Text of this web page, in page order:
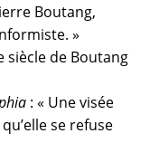
Boutang,
»
siècle de Boutang
: « Une visée
se refuse